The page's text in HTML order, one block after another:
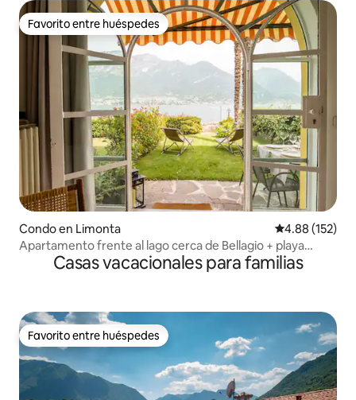
Favorito entre huéspedes
Favorito entre huéspedes
Condo en Limonta Calificación
4.88 (152)
Apartamento frente al lago cerca de Bellagio + playa
privada y estacionamiento
Casas vacacionales para familias
Favorito entre huéspedes
Favorito entre huéspedes